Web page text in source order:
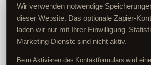
Wir verwenden notwendige
dieser Website. Das optionale Zapier-
laden wir nur mit Ihrer Einwilligung;
Marketing-Dienste sind nicht aktiv.
Beim Aktivieren des Kontaktformulars wird